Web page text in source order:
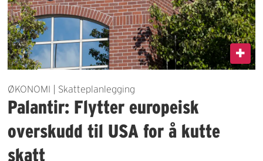
ØKONOMI | Skatteplanlegging
Palantir: Flytter europeisk
overskudd til USA for å kutte
skatt